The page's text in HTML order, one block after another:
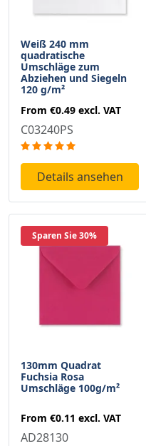
Weiß 240 mm
quadratische
Umschläge zum
Abziehen und Siegeln
120 g/m²
From €0.49 excl. VAT
C03240PS
Details ansehen
Sparen Sie 30%
130mm Quadrat
Fuchsia Rosa
Umschläge 100g/m²
From €0.11 excl. VAT
AD28130